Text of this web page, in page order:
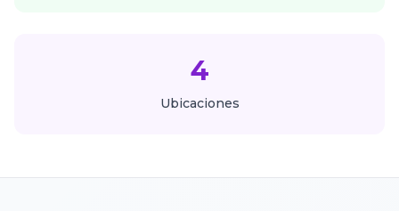
4
Ubicaciones